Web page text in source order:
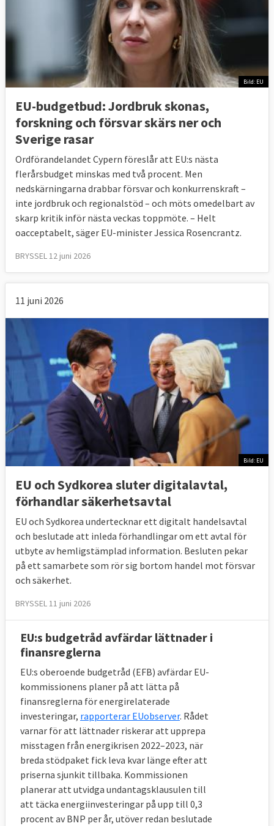
Bild: EU
EU-budgetbud: Jordbruk skonas,
forskning och försvar skärs ner och
Sverige rasar
Ordförandelandet Cypern föreslår att EU:s nästa
flerårsbudget minskas med två procent. Men
nedskärningarna drabbar försvar och konkurrenskraft –
inte jordbruk och regionalstöd – och möts omedelbart av
skarp kritik inför nästa veckas toppmöte. – Helt
oacceptabelt, säger EU-minister Jessica Rosencrantz.
BRYSSEL 12 juni 2026
11 juni 2026
Bild: EU
EU och Sydkorea sluter digitalavtal,
förhandlar säkerhetsavtal
EU och Sydkorea undertecknar ett digitalt handelsavtal
och beslutade att inleda förhandlingar om ett avtal för
utbyte av hemligstämplad information. Besluten pekar
på ett samarbete som rör sig bortom handel mot försvar
och säkerhet.
BRYSSEL 11 juni 2026
EU:s budgetråd avfärdar lättnader i
finansreglerna
EU:s oberoende budgetråd (EFB) avfärdar EU-
kommissionens planer på att lätta på
finansreglerna för energirelaterade
investeringar, rapporterar EUobserver. Rådet
varnar för att lättnader riskerar att upprepa
misstagen från energikrisen 2022–2023, när
breda stödpaket fick leva kvar länge efter att
priserna sjunkit tillbaka. Kommissionen
planerar att utvidga undantagsklausulen till
att täcka energiinvesteringar på upp till 0,3
procent av BNP per år, utöver redan beslutade